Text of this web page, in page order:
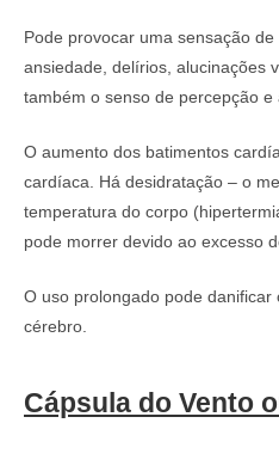
Pode provocar uma sensação
ansiedade, delírios, alucinações
também o senso de percepção e
O aumento dos batimentos
cardíaca. Há desidratação – o
temperatura do corpo
pode morrer devido ao excesso
O uso prolongado pode
cérebro.
Cápsula do Vento